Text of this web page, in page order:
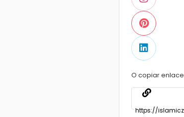
O copiar enlace